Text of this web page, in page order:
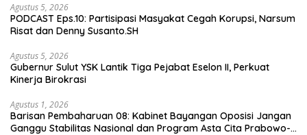
Agustus 5, 2026
PODCAST Eps.10: Partisipasi Masyakat Cegah Korupsi, Narsum
Risat dan Denny Susanto.SH
Agustus 5, 2026
Gubernur Sulut YSK Lantik Tiga Pejabat Eselon II, Perkuat
Kinerja Birokrasi
Agustus 1, 2026
Barisan Pembaharuan 08: Kabinet Bayangan Oposisi Jangan
Ganggu Stabilitas Nasional dan Program Asta Cita Prabowo-